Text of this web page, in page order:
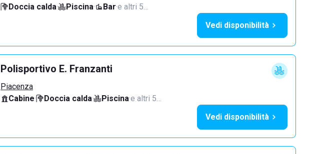
Doccia calda· Piscina· Bar·e altri 5…
Vedi disponibilità
Polisportivo E. Franzanti
Piacenza
Cabine· Doccia calda· Piscina·e altri 5…
Vedi disponibilità